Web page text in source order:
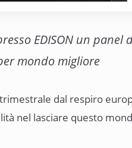
EDISON un
mondo migliore
dal respiro
nel lasciare questo